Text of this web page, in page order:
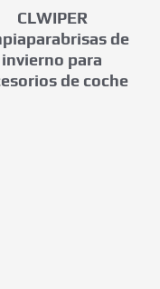
CLWIPER
de
invierno para
de coche